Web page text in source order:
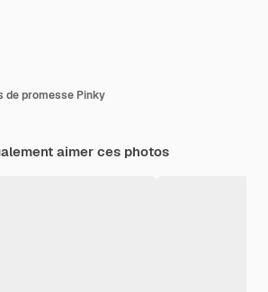
de promesse Pinky
aimer ces photos